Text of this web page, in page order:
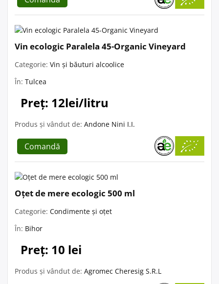
Vin ecologic Paralela 45-Organic Vineyard
Categorie: Vin și băuturi alcoolice
În: Tulcea
Preț: 12lei/litru
Produs și vândut de: Andone Nini I.I.
Comandă
Oțet de mere ecologic 500 ml
Categorie: Condimente și oțet
În: Bihor
Preț: 10 lei
Produs și vândut de: Agromec Cheresig S.R.L